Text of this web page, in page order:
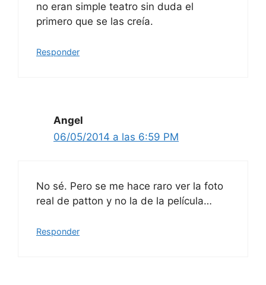
no eran simple teatro sin duda el
primero que se las creía.
Responder
Angel
06/05/2014 a las 6:59 PM
No sé. Pero se me hace raro ver la foto
real de patton y no la de la película…
Responder